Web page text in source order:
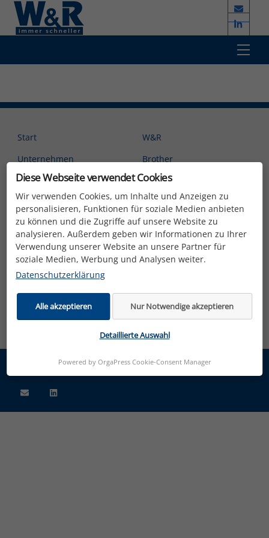
Skip
content
Start
Unternehmen
Kompetenzen
Kontakt
W&R
Brother
YCM
Sugino
AGB
Montagebedingungen
© 2024 W&R Industrievertretung GmbH
Diese Webseite verwendet Cookies
Wir verwenden Cookies, um Inhalte und Anzeigen zu
personalisieren, Funktionen für soziale Medien anbieten
zu können und die Zugriffe auf unsere Website zu
analysieren. Außerdem geben wir Informationen zu Ihrer
Verwendung unserer Website an unsere Partner für
soziale Medien, Werbung und Analysen weiter.
Datenschutzerklärung
Alle akzeptieren Nur Notwendige akzeptieren
Detaillierte Auswahl
Powered by OrgaPress Cookie-Consent Manager